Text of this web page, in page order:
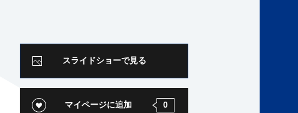
スライドショーで見る
マイページに追加 0